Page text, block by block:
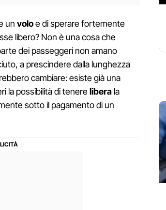
un voloe di sperare fortemente
libero? Non è una cosa che
dei passeggeri non amano
a prescindere dalla lunghezza
cambiare: esiste già una
la possibilità di tenerelibera la
sotto il pagamento di un